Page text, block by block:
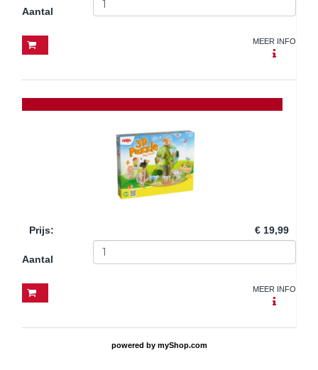
Aantal
MEER INFO
Prijs: € 19,99
Aantal
MEER INFO
powered by myShop.com